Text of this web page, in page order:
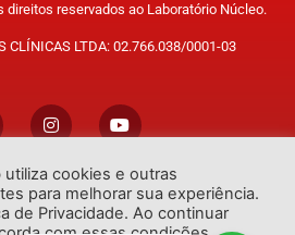
direitos reservados ao Laboratório Núcleo.
CLÍNICAS LTDA: 02.766.038/0001-03
utiliza cookies e outras
para melhorar sua experiência.
de Privacidade. Ao continuar